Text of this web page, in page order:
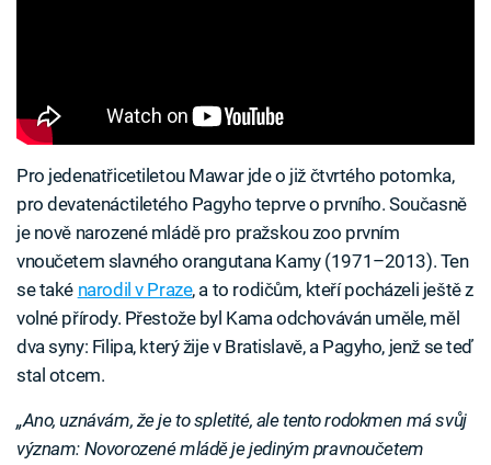
Pro jedenatřicetiletou Mawar jde o již čtvrtého potomka,
pro devatenáctiletého Pagyho teprve o prvního. Současně
je nově narozené mládě pro pražskou zoo prvním
vnoučetem slavného orangutana Kamy (1971–2013). Ten
se také narodil v Praze, a to rodičům, kteří pocházeli ještě z
volné přírody. Přestože byl Kama odchováván uměle, měl
dva syny: Filipa, který žije v Bratislavě, a Pagyho, jenž se teď
stal otcem.
„Ano, uznávám, že je to spletité, ale tento rodokmen má svůj
význam: Novorozené mládě je jediným pravnoučetem